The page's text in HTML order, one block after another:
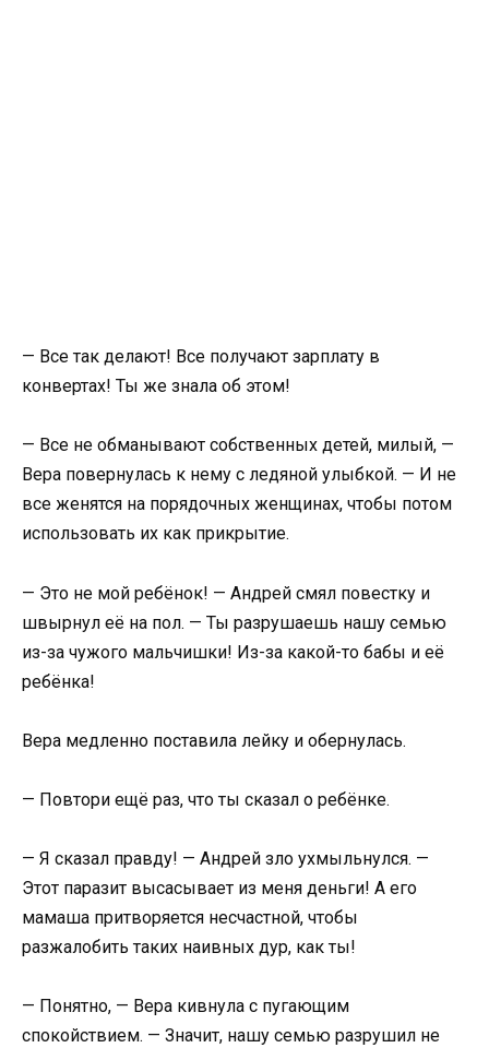
— Все так делают! Все получают зарплату в
конвертах! Ты же знала об этом!
— Все не обманывают собственных детей, милый, —
Вера повернулась к нему с ледяной улыбкой. — И не
все женятся на порядочных женщинах, чтобы потом
использовать их как прикрытие.
— Это не мой ребёнок! — Андрей смял повестку и
швырнул её на пол. — Ты разрушаешь нашу семью
из-за чужого мальчишки! Из-за какой-то бабы и её
ребёнка!
Вера медленно поставила лейку и обернулась.
— Повтори ещё раз, что ты сказал о ребёнке.
— Я сказал правду! — Андрей зло ухмыльнулся. —
Этот паразит высасывает из меня деньги! А его
мамаша притворяется несчастной, чтобы
разжалобить таких наивных дур, как ты!
— Понятно, — Вера кивнула с пугающим
спокойствием. — Значит, нашу семью разрушил не